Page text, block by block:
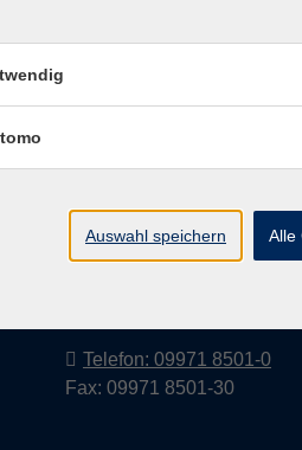
e.V.
Pfarrer-Seidl-Str. 1
93413 Cham
Telefon: 09971 8501-0
Fax: 09971 8501-30
Auswahl speichern Alle